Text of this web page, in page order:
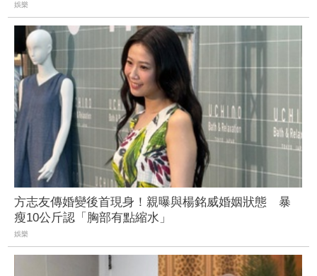
娛樂
方志友傳婚變後首現身！親曝與楊銘威婚姻狀態 暴
瘦10公斤認「胸部有點縮水」
娛樂